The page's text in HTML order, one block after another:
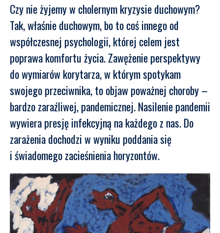
Czy nie żyjemy w cholernym kryzysie duchowym?
Tak, właśnie duchowym, bo to coś innego od
współczesnej psychologii, której celem jest
poprawa komfortu życia. Zawężenie perspektywy
do wymiarów korytarza, w którym spotykam
swojego przeciwnika, to objaw poważnej choroby –
bardzo zaraźliwej, pandemicznej. Nasilenie pandemii
wywiera presję infekcyjną na każdego z nas. Do
zarażenia dochodzi w wyniku poddania się
i świadomego zacieśnienia horyzontów.